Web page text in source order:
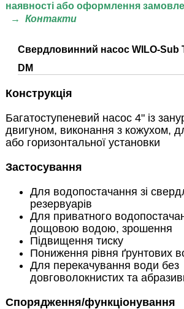
наявності або оформлення
→
Контакти
Свердловинний насос WILO-Sub
DM
Конструкція
Багатоступеневий насос 4" із
двигуном, виконання з кожухом,
або горизонтальної установки
Застосування
Для водопостачання зі
резервуарів
Для приватного
дощовою водою, зрошення
Підвищення тиску
Пониження рівня ґрунтових
Для перекачування води без
довговолокнистих та
Спорядження/функціонування